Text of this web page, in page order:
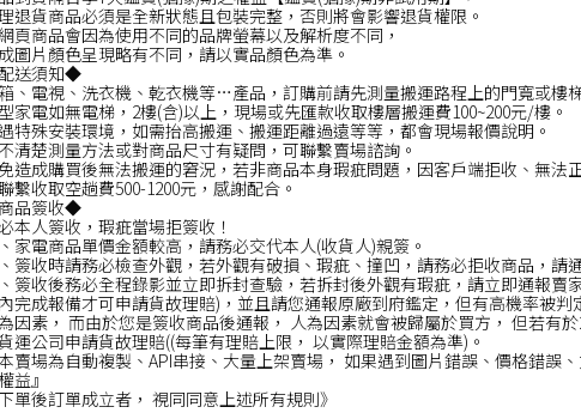
退貨商品必須是全新狀態且包裝完整，否則將會影響退貨權限。
頁商品會因為使用不同的品牌螢幕以及解析度不同，
圖片顏色呈現略有不同，請以實品顏色為準。
送須知◆
、電視、洗衣機、乾衣機等…產品，訂購前請先測量搬運路程上的門寬或樓
家電如無電梯，2樓(含)以上，現場或先匯款收取樓層搬運費100~200元/樓。
特殊安裝環境，如需抬高搬運、搬運距離過遠等等，都會現場報價說明。
清楚測量方法或對商品尺寸有疑問，可聯繫賣場諮詢。
造成購買後無法搬運的窘況，若非商品本身瑕疵問題，因客戶端拒收、無法
繫收取空趟費500-1200元，感謝配合。
品簽收◆
本人簽收，瑕疵當場拒簽收！
家電商品單價金額較高，請務必交代本人(收貨人)親簽。
簽收時請務必檢查外觀，若外觀有破損、瑕疵、撞凹，請務必拒收商品，請
簽收後務必全程錄影並立即拆封查驗，若拆封後外觀有瑕疵，請立即通報賣
完成報備才可申請貨故理賠)，並且請您通報原廠到府鑑定，但有高機率被判
因素， 而由於您是簽收商品後通報， 人為因素就會被歸屬於買方， 但若有
運公司申請貨故理賠((每筆有理賠上限， 以實際理賠金額為準)。
本賣場為自動複製、API串接、大量上架賣場， 如果遇到圖片錯誤、價格錯誤
益』
下單後訂單成立者， 視同同意上述所有規則》